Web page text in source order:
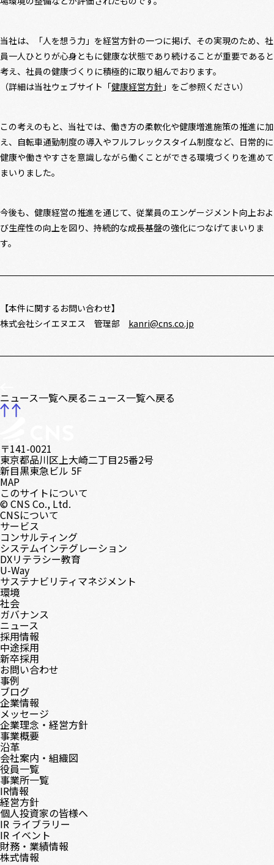
当社は、「人を想う力」を経営方針の一つに掲げ、その実現のため、社
員一人ひとりが心身ともに健康な状態であり続けることが重要であると
考え、社員の健康づくりに積極的に取り組んでおります。
（詳細は当社ウェブサイト「健康経営方針 」をご参照ください）
この考えのもと、当社では、働き方の柔軟化や健康増進施策の推進に加
え、自転車通勤制度の導入やフルフレックスタイム制度など、日常的に
健康や働きやすさを意識しながら働くことができる環境づくりを進めて
まいりました。
今後も、健康経営の推進を通じて、従業員のエンゲージメント向上およ
び生産性の向上を図り、持続的な成長基盤の強化につなげてまいりま
す。
【本件に関するお問い合わせ】
株式会社シイエヌエス 管理部 kanri@cns.co.jp
ニュース一覧へ戻るニュース一覧へ戻る
〒141-0021
東京都品川区上大崎二丁目25番2号
新目黒東急ビル 5F
MAP
このサイトについて
© CNS Co., Ltd.
CNSについて
サービス
コンサルティング
システムインテグレーション
DXリテラシー教育
U-Way
サステナビリティマネジメント
環境
社会
ガバナンス
ニュース
採用情報
中途採用
新卒採用
お問い合わせ
事例
ブログ
企業情報
メッセージ
企業理念・経営方針
事業概要
沿革
会社案内・組織図
役員一覧
事業所一覧
IR情報
経営方針
個人投資家の皆様へ
IR ライブラリー
IR イベント
財務・業績情報
株式情報